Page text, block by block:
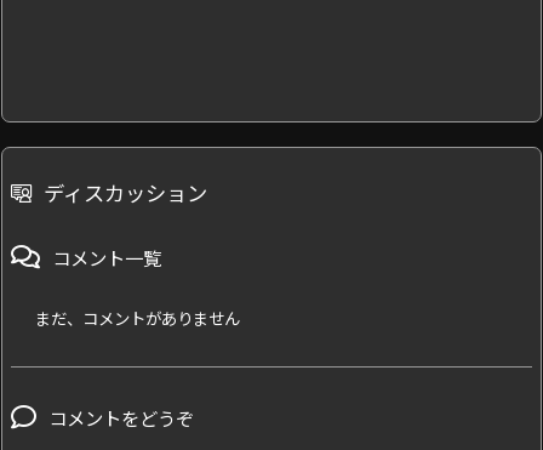
ディスカッション
コメント一覧
まだ、コメントがありません
コメントをどうぞ